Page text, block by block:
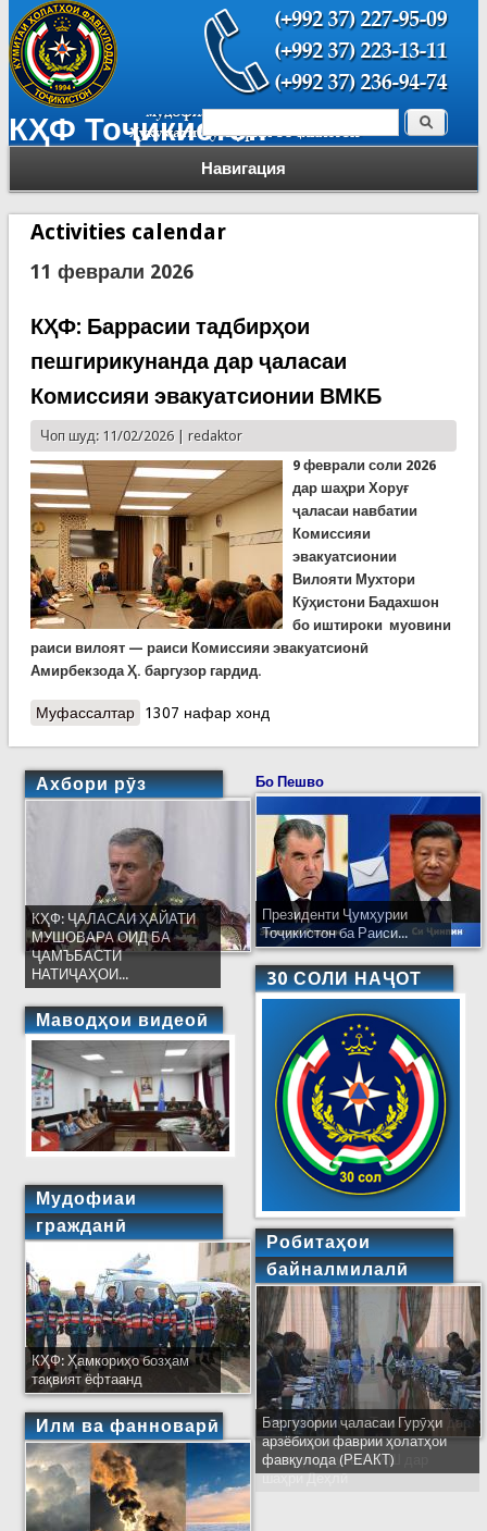
КҲФ Тоҷикистон
Навигация
Форма поиска Поиск
Activities calendar
11 феврали 2026
КҲФ: Баррасии тадбирҳои
пешгирикунанда дар ҷаласаи
Комиссияи эвакуатсионии ВМКБ
Чоп шуд: 11/02/2026 | redaktor
9 феврали соли 2026
дар шаҳри Хоруғ
ҷаласаи навбатии
Комиссияи
эвакуатсионии
Вилояти Мухтори
Кӯҳистони Бадахшон
бо иштироки муовини
раиси вилоят — раиси Комиссияи эвакуатсионӣ
Амирбекзода Ҳ. баргузор гардид.
Муфассалтаро КҲФ: Баррасии тадбирҳои пешгирикунанда
1307 нафар хонд
Ахбори рӯз
КҲФ: ҶАЛАСАИ ҲАЙАТИ
МУШОВАРА ОИД БА
ҶАМЪБАСТИ
НАТИҶАҲОИ...
Маводҳои видеоӣ
Мудофиаи
гражданӣ
КҲФ: Ҳамкориҳо бозҳам
тақвият ёфтаанд
Илм ва фанноварӣ
Бо Пешво
Президенти Ҷумҳурии
Тоҷикистон ба Раиси...
30 СОЛИ НАҶОТ
Робитаҳои
байналмилалӣ
Баргузории ҷаласаи Гурӯҳи
арзёбиҳои фаврии ҳолатҳои
фавқулода (РЕАКТ)
Ширкати ҳайати Тоҷикистон дар
ҷаласаи идораҳои наҷоти
кишварҳои узви СҲШ дар
шаҳри Деҳлӣ